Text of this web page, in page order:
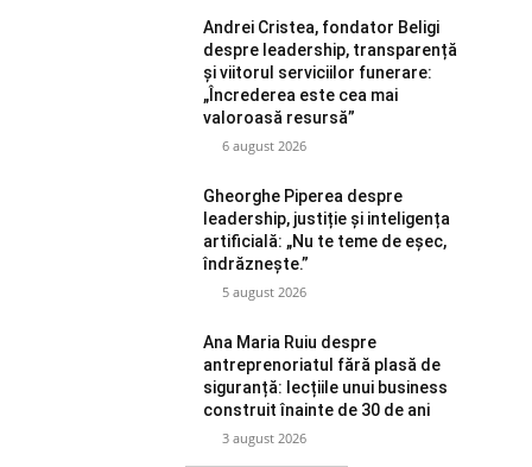
Andrei Cristea, fondator Beligi
despre leadership, transparență
și viitorul serviciilor funerare:
„Încrederea este cea mai
valoroasă resursă”
6 august 2026
Gheorghe Piperea despre
leadership, justiție și inteligența
artificială: „Nu te teme de eșec,
îndrăznește.”
5 august 2026
Ana Maria Ruiu despre
antreprenoriatul fără plasă de
siguranță: lecțiile unui business
construit înainte de 30 de ani
3 august 2026